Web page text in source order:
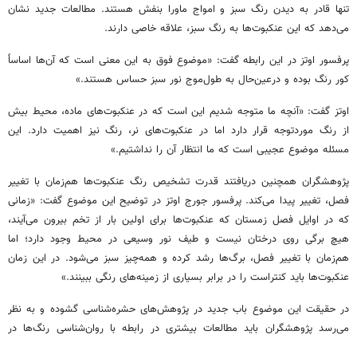
تنها قادر به دیدن رنگ سبز و امواج ماورا بنفش هستند. مطالعات جدید نشان
می‌دهد که این عنکبوت‌ها به رنگ سبز، علاقه خاصی دارند.
پرفسور اوتز در این رابطه گفت: «موضوع فوق به این معنی است که آن‌ها اساساً
کور رنگ بوده و درعین‌حال به طول‌موج نور سبز حساس هستند.»
اوتز گفت: «آنچه ما متوجه شدیم این است که در عنکبوت‌های ماده، محیط بیش
از رنگ موردتوجه قرار دارد اما در عنکبوت‌های نر، رنگ نیز اهمیت دارد. این
مسئله موضوع عجیبی است که ما انتظار آن را نداشتیم.»
پژوهشگران همچنین دریافتند قدرت تشخیص رنگ عنکبوت‌ها هم‌زمان با تغییر
فصل، تغییر پیدا می‌کند. پرفسور جورج اوتز در توضیح این موضوع گفت: «زمانی
که در اوایل فصل زمستان که عنکبوت‌ها برای اولین بار از تخم بیرون می‌آیند،
هیچ برگی روی درختان نیست و طیف نور وسیعی در محیط وجود دارد؛ اما
هم‌زمان با تغییر فصل، برگ‌ها رشد کرده و همه‌چیز سبز می‌شود. در این زمان
عنکبوت‌ها باید کنتراست را در برابر بسیاری از زمینه‌های رنگی ببینند.»
در حقیقت این موضوع باب جدید در پژوهش‌های حشره‌شناسی گشوده و به نظر
می‌رسد پژوهشگران باید مطالعات بیشتری در رابطه با روان‌شناسی رنگ‌ها در